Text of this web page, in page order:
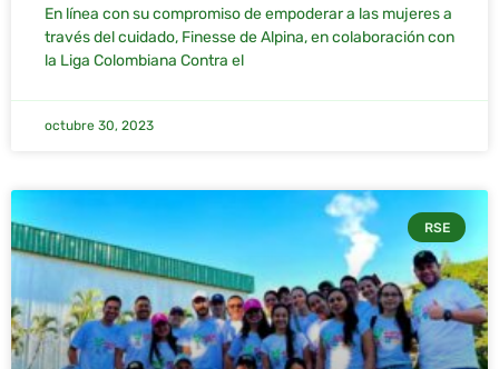
En línea con su compromiso de empoderar a las mujeres a
través del cuidado, Finesse de Alpina, en colaboración con
la Liga Colombiana Contra el
octubre 30, 2023
RSE